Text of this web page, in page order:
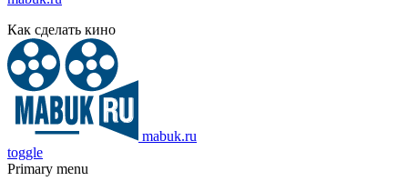
Как сделать кино
mabuk.ru
toggle
Primary menu